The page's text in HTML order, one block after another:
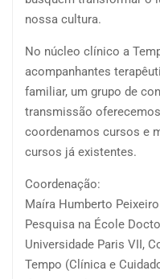
nossa cultura.
No núcleo clínico a
acompanhantes
familiar, um grupo de
transmissão
coordenamos cursos e
cursos já existentes.
Coordenação:
Maíra Humberto
Pesquisa na École
Universidade Paris VII,
Tempo (Clínica e